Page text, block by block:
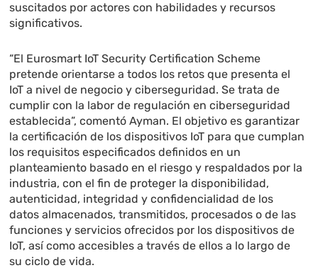
suscitados por actores con habilidades y recursos
significativos.
“El Eurosmart IoT Security Certification Scheme
pretende orientarse a todos los retos que presenta el
IoT a nivel de negocio y ciberseguridad. Se trata de
cumplir con la labor de regulación en ciberseguridad
establecida”, comentó Ayman. El objetivo es garantizar
la certificación de los dispositivos IoT para que cumplan
los requisitos especificados definidos en un
planteamiento basado en el riesgo y respaldados por la
industria, con el fin de proteger la disponibilidad,
autenticidad, integridad y confidencialidad de los
datos almacenados, transmitidos, procesados o de las
funciones y servicios ofrecidos por los dispositivos de
IoT, así como accesibles a través de ellos a lo largo de
su ciclo de vida.